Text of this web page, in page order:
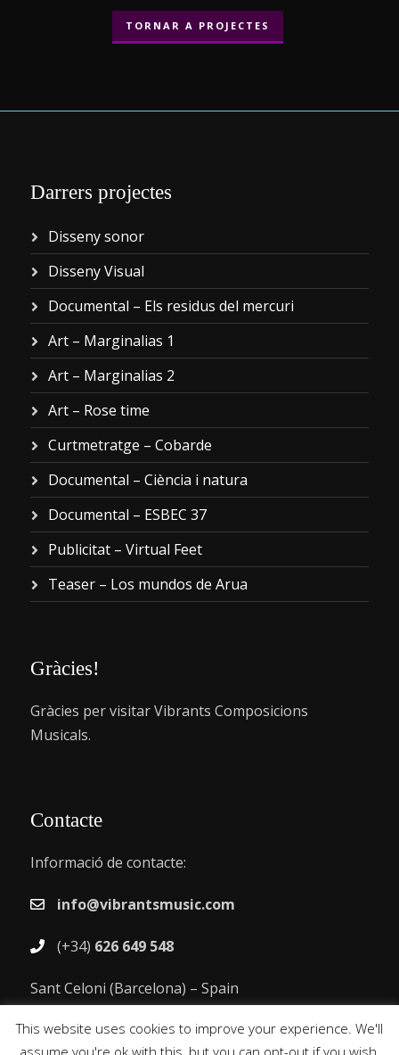
TORNAR A PROJECTES
Darrers projectes
Disseny sonor
Disseny Visual
Documental – Els residus del mercuri
Art – Marginalias 1
Art – Marginalias 2
Art – Rose time
Curtmetratge – Cobarde
Documental – Ciència i natura
Documental – ESBEC 37
Publicitat – Virtual Feet
Teaser – Los mundos de Arua
Gràcies!
Gràcies per visitar Vibrants Composicions
Musicals.
Contacte
Informació de contacte:
info@vibrantsmusic.com
(+34) 626 649 548
Sant Celoni (Barcelona) – Spain
This website uses cookies to improve your experience. We'll
assume you're ok with this, but you can opt-out if you wish.